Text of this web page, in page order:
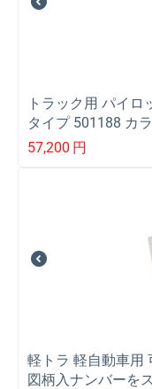
トラック用 パイ
タイプ 501188 カ
57,200 円
軽トラ 軽自動車用
図柄入ナンバーを